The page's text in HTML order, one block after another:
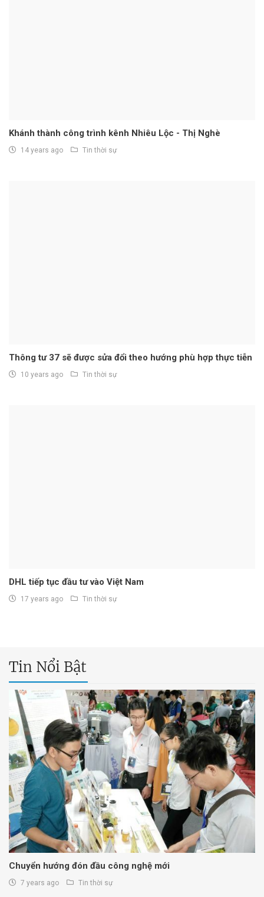
Khánh thành công trình kênh Nhiêu Lộc - Thị Nghè
14 years ago Tin thời sự
Thông tư 37 sẽ được sửa đổi theo hướng phù hợp thực tiễn
10 years ago Tin thời sự
DHL tiếp tục đầu tư vào Việt Nam
17 years ago Tin thời sự
Tin Nổi Bật
Chuyển hướng đón đầu công nghệ mới
7 years ago Tin thời sự